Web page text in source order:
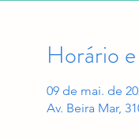
Horário
09 de mai. de
Av. Beira Mar,